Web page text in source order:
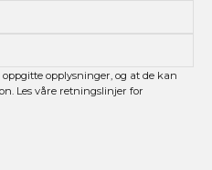
opplysninger, og at de kan
Les våre retningslinjer for